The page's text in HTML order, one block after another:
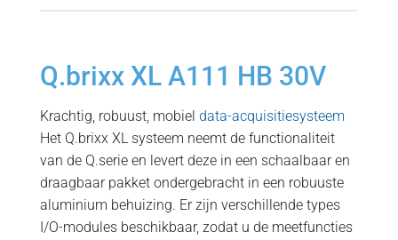
Q.brixx XL A111 HB 30V
Krachtig, robuust, mobiel data-acquisitiesysteem
Het Q.brixx XL systeem neemt de functionaliteit
van de Q.serie en levert deze in een schaalbaar en
draagbaar pakket ondergebracht in een robuuste
aluminium behuizing. Er zijn verschillende types
I/O-modules beschikbaar, zodat u de meetfuncties